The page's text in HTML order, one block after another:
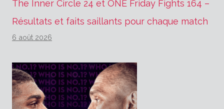
The Inner Circle 24 et ONE Friday Fights 164 –
Résultats et faits saillants pour chaque match
6 août 2026